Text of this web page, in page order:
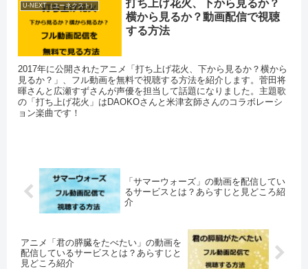
U-NEXT（ユーネクスト）
打ち上げ花火、下から見るか？
横から見るか？動画配信で視聴
する方法
2017年に公開されたアニメ「打ち上げ花火、下から見るか？横から
見るか？」、フル動画を無料で視聴する方法を紹介します。菅田将
暉さんと広瀬すずさんが声優を担当して話題になりました。主題歌
の「打ち上げ花火」はDAOKOさんと米津玄師さんのコラボレーシ
ョン楽曲です！
「サマーウォーズ」の動画を配信してい
るサービスとは？あらすじと見どころ紹
介
アニメ「君の膵臓をたべたい」の動画を
配信しているサービスとは？あらすじと
見どころ紹介